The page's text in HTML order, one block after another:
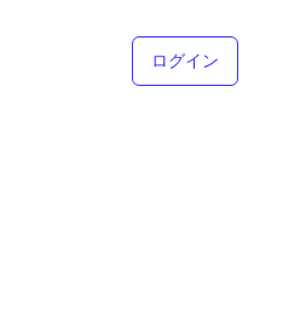
ログイン